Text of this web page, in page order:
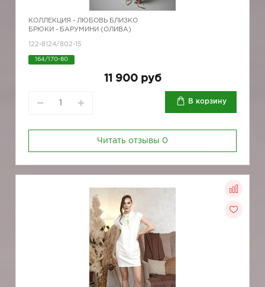
КОЛЛЕКЦИЯ - ЛЮБОВЬ БЛИЗКО
БРЮКИ - БАРУМИНИ (ОЛИВА)
122-8124/802-15
164/170-80
11 900 руб
В корзину
Читать отзывы 0